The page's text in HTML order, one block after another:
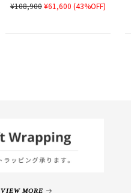
¥108,900¥61,600 (43%OFF)
VIEW MORE